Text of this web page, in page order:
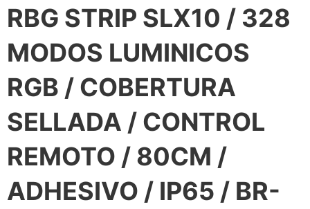
RBG STRIP SLX10 / 328
MODOS LUMINICOS
RGB / COBERTURA
SELLADA / CONTROL
REMOTO / 80CM /
ADHESIVO / IP65 / BR-